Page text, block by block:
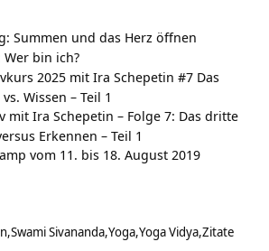
Summen und das Herz öffnen
bin ich?
2025 mit Ira Schepetin #7 Das
Wissen – Teil 1
mit Ira Schepetin – Folge 7: Das dritte
Erkennen – Teil 1
vom 11. bis 18. August 2019
Swami Sivananda Yoga Yoga Vidya Zitate